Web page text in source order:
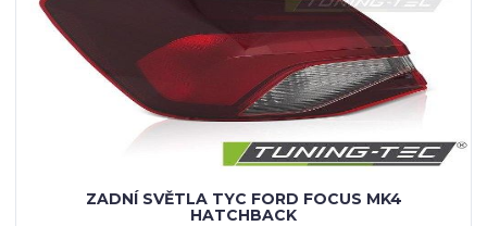
ZADNÍ SVĚTLA TYC FORD FOCUS MK4
HATCHBACK